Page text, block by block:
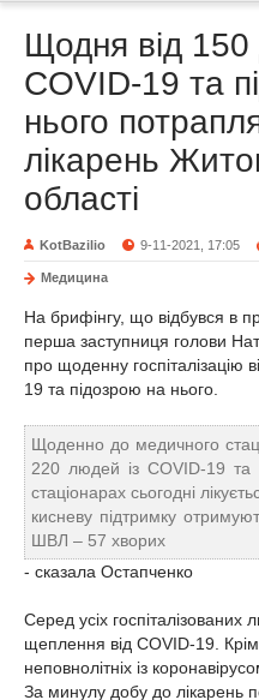
Щодня від
COVID-19 та
нього
лікарень
області
KotBazilio 9-11-2021, 17:05
Медицина
На брифінгу, що відбувся в
перша заступниця голови
про щоденну госпіталізацію
19 та підозрою на нього.
Щоденно до медичного
220 людей із COVID-19
стаціонарах сьогодні
кисневу підтримку
ШВЛ – 57 хворих
- сказала Остапченко
Серед усіх
щеплення від COVID-19. Крім
неповнолітніх із
За минулу добу до лікарень